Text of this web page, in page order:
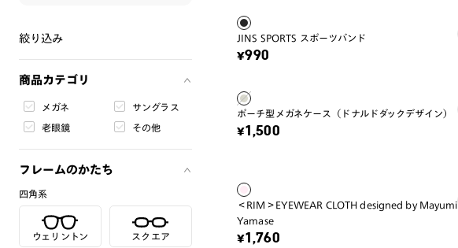
絞り込み
商品カテゴリ
メガネ サングラス
老眼鏡 その他
フレームのかたち
四角系
ウェリントン スクエア
JINS SPORTS スポーツバンド
¥990
ポーチ型メガネケース（ドナルドダックデザイン）
¥1,500
＜RIM＞EYEWEAR CLOTH designed by Mayumi
Yamase
¥1,760